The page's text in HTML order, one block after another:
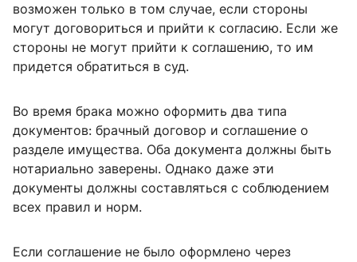
возможен только в том случае, если стороны
могут договориться и прийти к согласию. Если же
стороны не могут прийти к соглашению, то им
придется обратиться в суд.
Во время брака можно оформить два типа
документов: брачный договор и соглашение о
разделе имущества. Оба документа должны быть
нотариально заверены. Однако даже эти
документы должны составляться с соблюдением
всех правил и норм.
Если соглашение не было оформлено через